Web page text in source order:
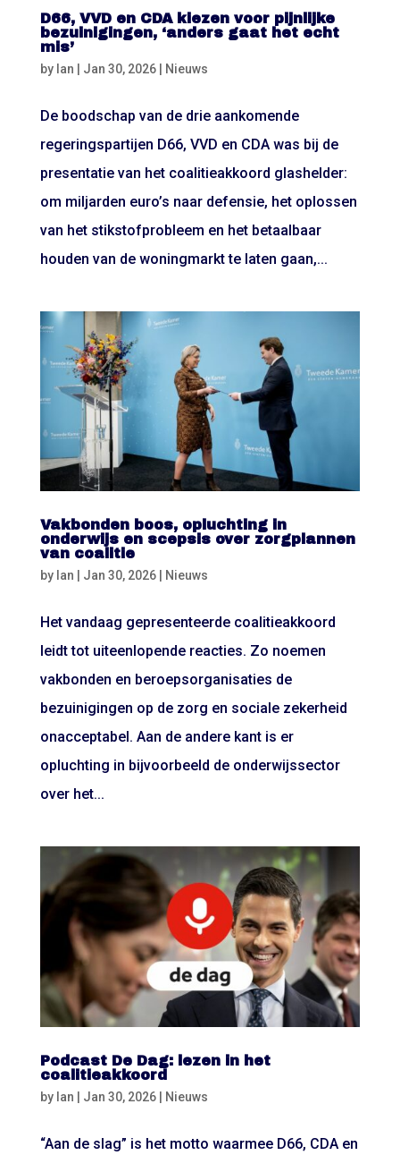
D66, VVD en CDA kiezen voor pijnlijke
bezuinigingen, ‘anders gaat het echt
mis’
by Ian Jan 30, 2026| Nieuws
De boodschap van de drie aankomende
regeringspartijen D66, VVD en CDA was bij de
presentatie van het coalitieakkoord glashelder:
om miljarden euro’s naar defensie, het oplossen
van het stikstofprobleem en het betaalbaar
houden van de woningmarkt te laten gaan,...
Vakbonden boos, opluchting in
onderwijs en scepsis over zorgplannen
van coalitie
by Ian Jan 30, 2026| Nieuws
Het vandaag gepresenteerde coalitieakkoord
leidt tot uiteenlopende reacties. Zo noemen
vakbonden en beroepsorganisaties de
bezuinigingen op de zorg en sociale zekerheid
onacceptabel. Aan de andere kant is er
opluchting in bijvoorbeeld de onderwijssector
over het...
Podcast De Dag: lezen in het
coalitieakkoord
by Ian Jan 30, 2026| Nieuws
“Aan de slag” is het motto waarmee D66, CDA en